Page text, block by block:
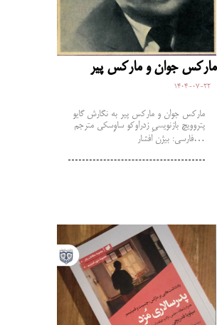
مارکس جوان و مارکس پیر
1404-07-22
مارکس جوان و مارکس پیر به نگارش گایو
پتروویچ بازنویسیِ زدراوکو ساوِسکی مترجم
فارسی: بیژن افشار…